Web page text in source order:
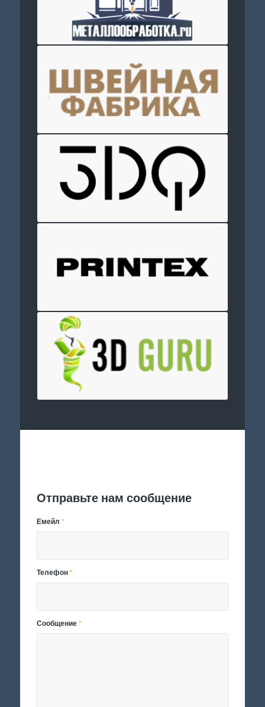
Отправьте нам сообщение
Емейл*
Телефон*
Сообщение*